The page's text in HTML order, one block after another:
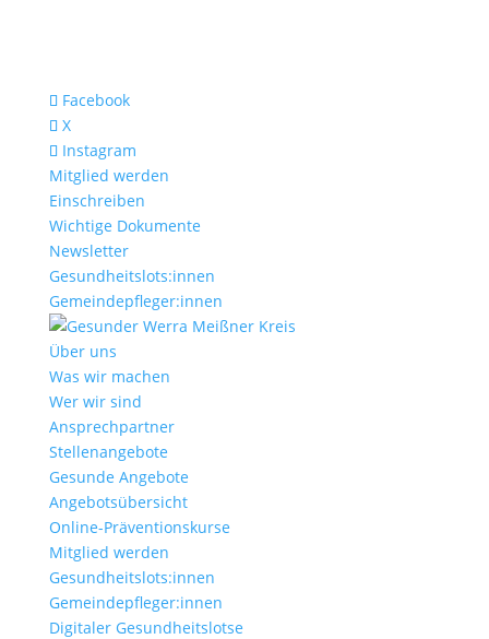
Facebook
X
Instagram
Mitglied werden
Einschreiben
Wichtige Dokumente
Newsletter
Gesundheitslots:innen
Gemeindepfleger:innen
Über uns
Was wir machen
Wer wir sind
Ansprechpartner
Stellenangebote
Gesunde Angebote
Angebotsübersicht
Online-Präventionskurse
Mitglied werden
Gesundheitslots:innen
Gemeindepfleger:innen
Digitaler Gesundheitslotse